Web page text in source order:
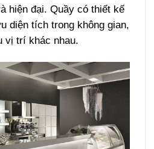
hiện đại. Quầy có thiết kế
diện tích trong không gian,
vị trí khác nhau.